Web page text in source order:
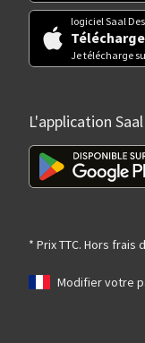
logiciel Saal
Je télécharge
L'application
* Prix TTC. Hors frais
Modifier votre